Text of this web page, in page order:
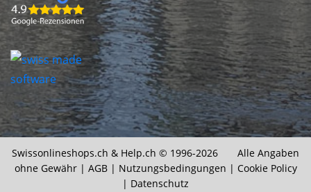
Swissonlineshops.ch & Help.ch © 1996-2026 Alle Angaben
ohne Gewähr | AGB| Nutzungsbedingungen | Cookie Policy
| Datenschutz